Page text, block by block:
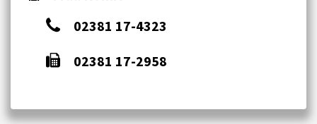
02381 17-4323
02381 17-2958